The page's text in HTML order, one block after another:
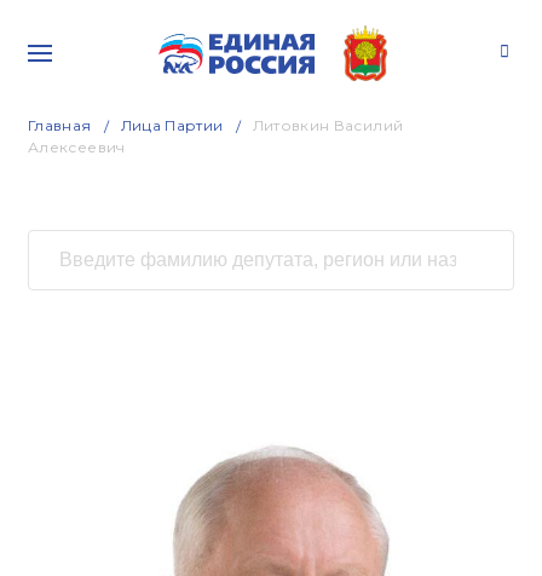
Главная Лица Партии
Литовкин Василий
Алексеевич